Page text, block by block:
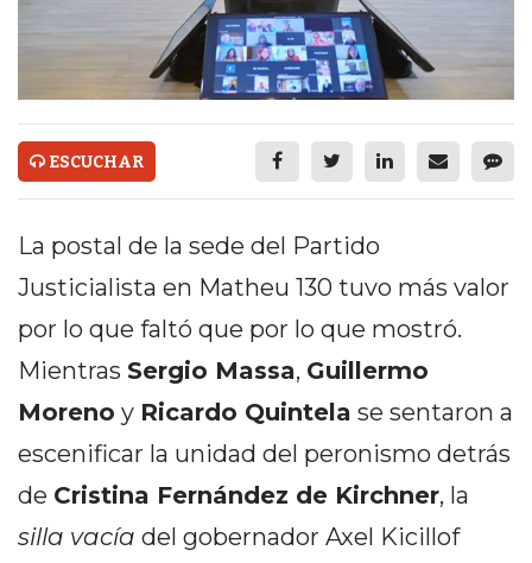
HORÓSCOPO
CHANGUITO.COM.AR Y
TIENDAS ONLINE CON
EN ARGENTINA:
CHANGUITO.COM.AR VS
OTRAS PLATAFORMAS DE
VENTA POR WHATSAPP
ESCUCHAR
La postal de la sede del Partido
Justicialista en Matheu 130 tuvo más valor
por lo que faltó que por lo que mostró.
Mientras Sergio Massa, Guillermo
Moreno y Ricardo Quintela se sentaron a
escenificar la unidad del peronismo detrás
de Cristina Fernández de Kirchner, la
silla vacía del gobernador Axel Kicillof